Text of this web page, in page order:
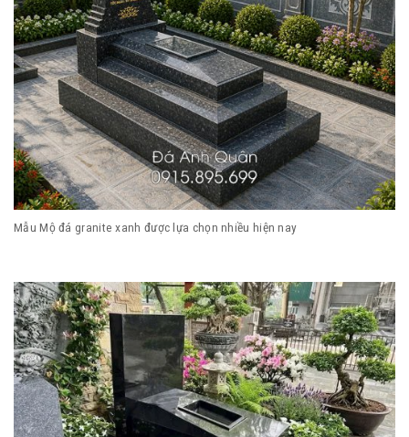
Mẫu Mộ đá granite xanh được lựa chọn nhiều hiện nay